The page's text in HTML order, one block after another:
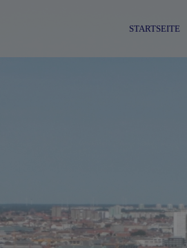
STARTSEITE